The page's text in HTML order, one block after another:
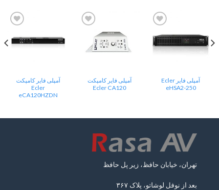
to
wishlist
آمپلی فایر Ecler
eHSA2-250
wishlist
آمپلی فایر کامپکت
Ecler CA120
to
wishlist
آمپلی فایر کامپکت
Ecler
eCA120HZDN
تهران، خیابان حافظ، زیر پل حافظ
بعد از نوفل لوشاتو، پلاک ۳۶۷